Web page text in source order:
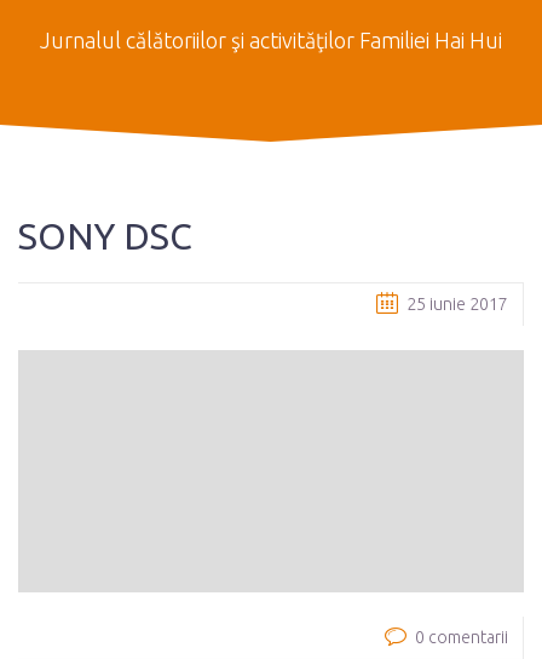
Jurnalul călătoriilor şi activităţilor Familiei Hai Hui
SONY DSC
25 iunie 2017
0 comentarii